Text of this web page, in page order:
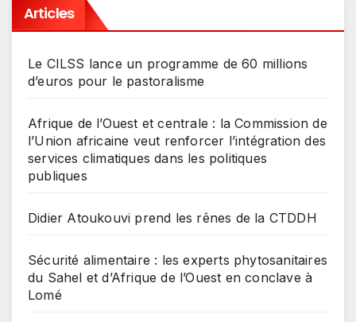
Articles
Le CILSS lance un programme de 60 millions
d’euros pour le pastoralisme
Afrique de l’Ouest et centrale : la Commission de
l’Union africaine veut renforcer l’intégration des
services climatiques dans les politiques
publiques
Didier Atoukouvi prend les rênes de la CTDDH
Sécurité alimentaire : les experts phytosanitaires
du Sahel et d’Afrique de l’Ouest en conclave à
Lomé